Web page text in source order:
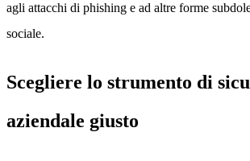
agli attacchi di phishing e ad altre forme
sociale.
Scegliere lo strumento di
aziendale giusto